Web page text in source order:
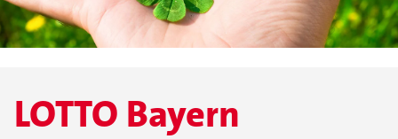
LOTTO Bayern